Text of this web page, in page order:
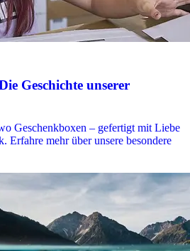
Geschichte unserer
Geschenkboxen – gefertigt mit Liebe
Erfahre mehr über unsere besondere